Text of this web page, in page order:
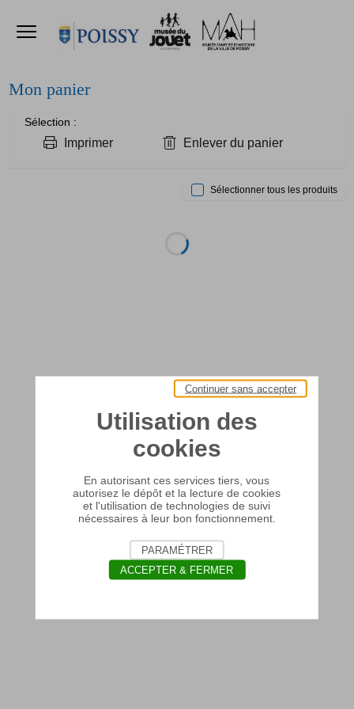
Accèder directement au contenu
Accèder directement au contenu
Ouvrir le menu
Mon panier
Sélectionner tous les produits
Sélection
Imprimer Enlever du panier
Utilisation des
cookies
En autorisant ces services tiers, vous
autorisez le dépôt et la lecture de cookies
et l'utilisation de technologies de suivi
nécessaires à leur bon fonctionnement.
Continuer sans accepter
PARAMÉTRER
ACCEPTER & FERMER